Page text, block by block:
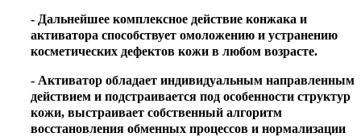
- Дальнейшее комплексное действие конжака и
активатора способствует омоложению и устранению
косметических дефектов кожи в любом возрасте.
- Активатор обладает индивидуальным направленным
действием и подстраивается под особенности структур
кожи, выстраивает собственный алгоритм
восстановления обменных процессов и нормализации